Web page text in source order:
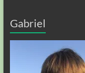
Gabriel